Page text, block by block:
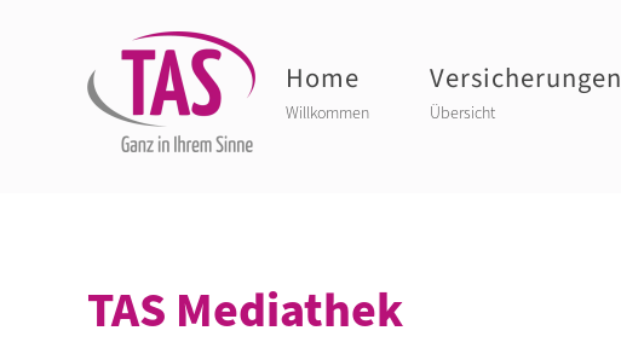
Home
Willkommen
Versicherungen
Übersicht
TAS Mediathek